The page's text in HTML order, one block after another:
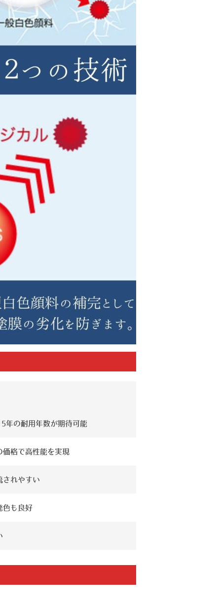
年の耐用年数が期待可能
価格で高性能を実現
されやすい
色も良好